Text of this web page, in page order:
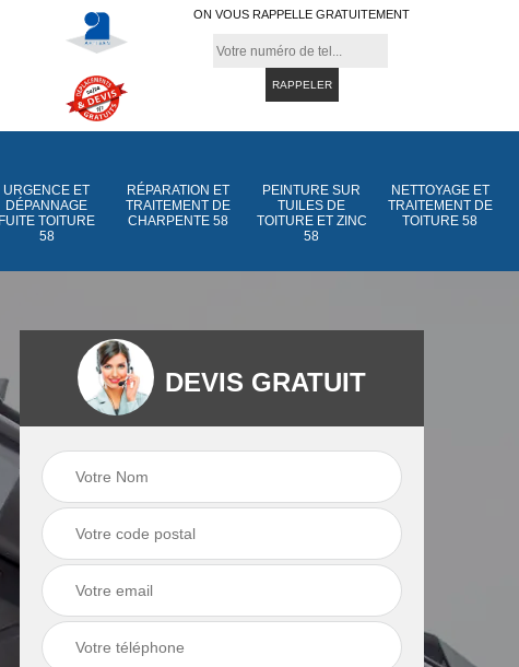
ON VOUS RAPPELLE GRATUITEMENT
URGENCE ET
DÉPANNAGE
FUITE TOITURE
58
RÉPARATION ET
TRAITEMENT DE
CHARPENTE 58
PEINTURE SUR
TUILES DE
TOITURE ET ZINC
58
NETTOYAGE ET
TRAITEMENT DE
TOITURE 58
et
Peinture sur tuiles
Peinture sur tuiles
de toiture et zinc
DEVIS GRATUIT